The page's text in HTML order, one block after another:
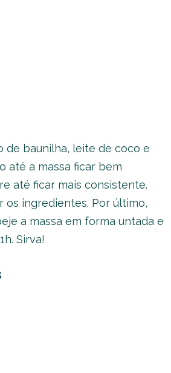
de baunilha, leite de coco e
até a massa ficar bem
até ficar mais consistente.
os ingredientes. Por último,
a massa em forma untada e
Sirva!